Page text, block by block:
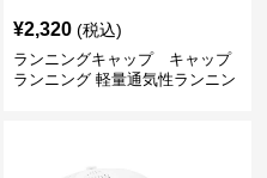
¥2,320 (税込)
ランニングキャップ キャップ
ランニング 軽量通気性ランニン